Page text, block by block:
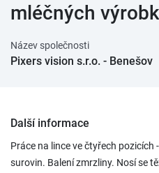
mléčných
Název společnosti
Pixers vision s.r.o. - Benešov
Další informace
Práce na lince ve čtyřech
surovin. Balení zmrzliny. Nosí se